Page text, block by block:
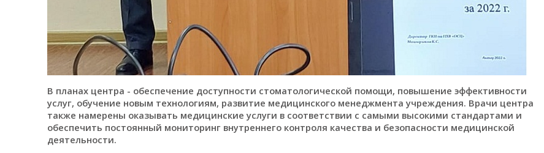
В планах центра - обеспечение доступности стоматологической помощи, повышение эффективности
услуг, обучение новым технологиям, развитие медицинского менеджмента учреждения. Врачи центра
также намерены оказывать медицинские услуги в соответствии с самыми высокими стандартами и
обеспечить постоянный мониторинг внутреннего контроля качества и безопасности медицинской
деятельности.